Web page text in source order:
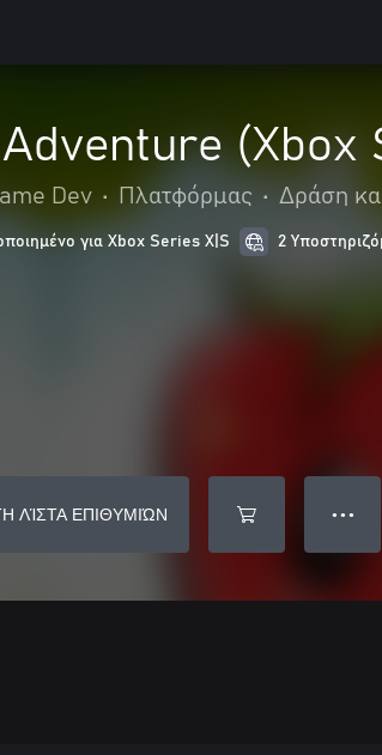
(Xbox
Dev • Πλατφόρμας • Δράση
για Xbox Series X|S 2
ΛΊΣΤΑ ΕΠΙΘΥΜΙΏΝ ● ● ●